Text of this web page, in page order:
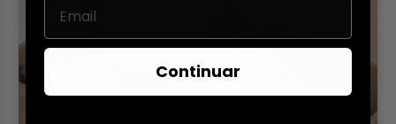
Continuar